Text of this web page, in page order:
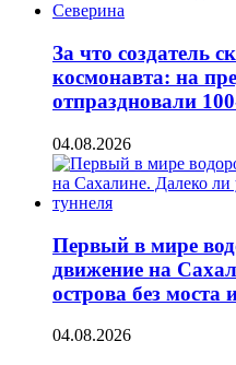
За что создатель
космонавта: на
отпраздновали
04.08.2026
Первый в мире
движение на
острова без моста
04.08.2026